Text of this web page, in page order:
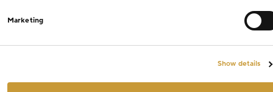
Marketing
Show details